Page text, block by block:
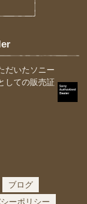
だいたソニー
しての販売証
ブログ
ーポリシー